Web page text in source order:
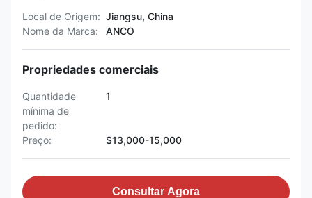
Local de Origem: Jiangsu, China
Nome da Marca:
ANCO
Propriedades comerciais
Quantidade
mínima de
pedido:
1
Preço: $13,000-15,000
Consultar Agora